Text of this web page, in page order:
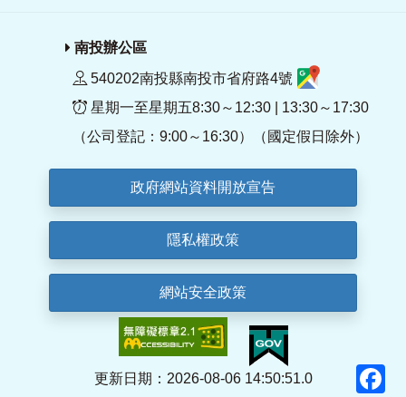
南投辦公區
540202南投縣南投市省府路4號
星期一至星期五8:30～12:30 | 13:30～17:30
（公司登記：9:00～16:30）（國定假日除外）
政府網站資料開放宣告
隱私權政策
網站安全政策
更新日期：2026-08-06 14:50:51.0